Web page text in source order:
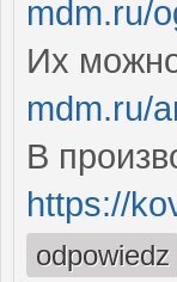
mdm.ru/
Их
mdm.ru/
В
https://
odpowiedz